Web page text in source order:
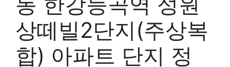
상떼빌2단지(주상복
합) 아파트 단지 정